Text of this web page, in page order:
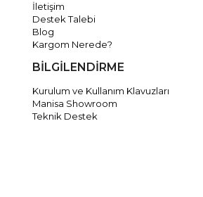
İletişim
Destek Talebi
Blog
Kargom Nerede?
BİLGİLENDİRME
Kurulum ve Kullanım Klavuzları
Manisa Showroom
Teknik Destek